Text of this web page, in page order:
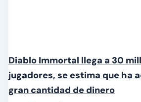
Diablo Immortal llega a 30
jugadores, se estima que ha
gran cantidad de dinero